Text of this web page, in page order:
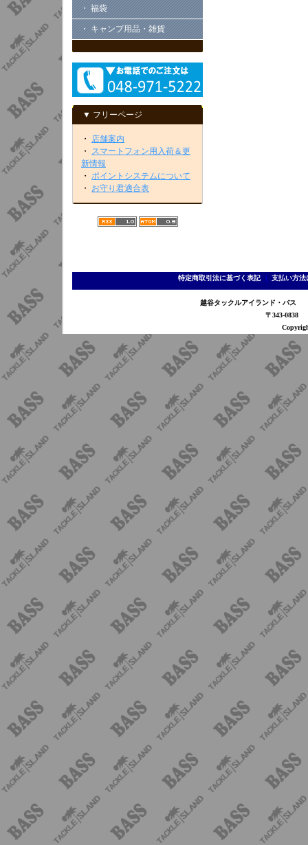
・ 福袋
・ キャンプ用品・雑貨
▼ フリーページ
・ 店舗案内
・ スマートフォン用入荷＆更
新情報
・ ポイントシステムについて
・ お守り君適合表
特定商取引法に基づく表記｜ 支払い方法
越谷タックルアイランド・バ
〒343-0838